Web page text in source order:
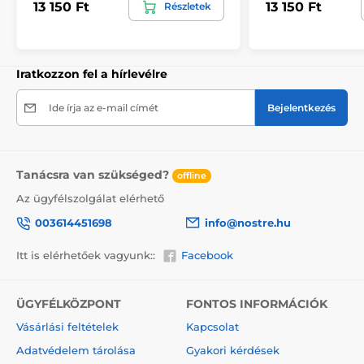
kiválasztásakor megjelenik a pontos előnézet. Minden
tapéta 49 cm széles csíkokból áll.
245x270
(5 csík) , 294x270
Környezetbarát és egészségbarát
A nyomtatási technológia környezetkímélő, ezért
bármely helyiségben – akár gyerekszobában is –
13 150 Ft Részletek 13 150 Ft
Iratkozzon fel a hírlevélre
Ide írja az e-mail címét Bejelentkezés
Tanácsra van szükséged? offline
Az ügyfélszolgálat elérhető
003614451698
info@nostre.hu
Itt is elérhetőek vagyunk:: Facebook
ÜGYFÉLKÖZPONT
Vásárlási feltételek
Adatvédelem tárolása
FONTOS INFORMÁCIÓK
Kapcsolat
Gyakori kérdések